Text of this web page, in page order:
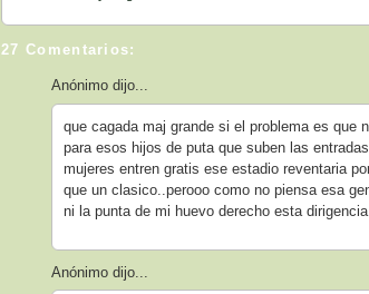
27 Comentarios:
Anónimo dijo...
que cagada maj grande si el problema es que
para esos hijos de puta que suben las
mujeres entren gratis ese estadio reventaria
que un clasico..perooo como no piensa esa
ni la punta de mi huevo derecho esta
Anónimo dijo...